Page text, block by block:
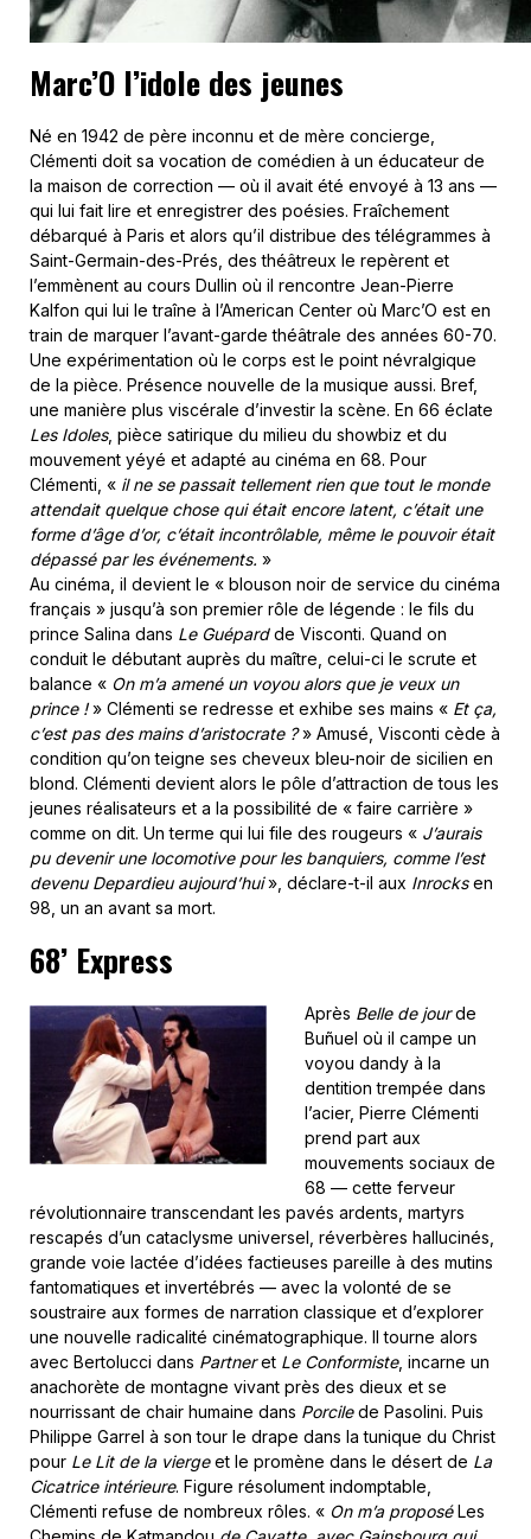
Marc’O l’idole des jeunes
Né en 1942 de père inconnu et de mère concierge,
Clémenti doit sa vocation de comédien à un éducateur de
la maison de correction — où il avait été envoyé à 13 ans —
qui lui fait lire et enregistrer des poésies. Fraîchement
débarqué à Paris et alors qu’il distribue des télégrammes à
Saint-Germain-des-Prés, des théâtreux le repèrent et
l’emmènent au cours Dullin où il rencontre Jean-Pierre
Kalfon qui lui le traîne à l’American Center où Marc’O est en
train de marquer l’avant-garde théâtrale des années 60-70.
Une expérimentation où le corps est le point névralgique
de la pièce. Présence nouvelle de la musique aussi. Bref,
une manière plus viscérale d’investir la scène. En 66 éclate
Les Idoles, pièce satirique du milieu du showbiz et du
mouvement yéyé et adapté au cinéma en 68. Pour
Clémenti, « il ne se passait tellement rien que tout le monde
attendait quelque chose qui était encore latent, c’était une
forme d’âge d’or, c’était incontrôlable, même le pouvoir était
dépassé par les événements. »
Au cinéma, il devient le « blouson noir de service du cinéma
français » jusqu’à son premier rôle de légende : le fils du
prince Salina dans Le Guépardde Visconti. Quand on
conduit le débutant auprès du maître, celui-ci le scrute et
balance « On m’a amené un voyou alors que je veux un
prince !» Clémenti se redresse et exhibe ses mains « Et ça,
c’est pas des mains d’aristocrate ?» Amusé, Visconti cède à
condition qu’on teigne ses cheveux bleu-noir de sicilien en
blond. Clémenti devient alors le pôle d’attraction de tous les
jeunes réalisateurs et a la possibilité de « faire carrière »
comme on dit. Un terme qui lui file des rougeurs « J’aurais
pu devenir une locomotive pour les banquiers, comme l’est
devenu Depardieu aujourd’hui», déclare-t-il aux Inrocksen
98, un an avant sa mort.
68’ Express
Après Belle de jourde
Buñuel où il campe un
voyou dandy à la
dentition trempée dans
l’acier, Pierre Clémenti
prend part aux
mouvements sociaux de
68 — cette ferveur
révolutionnaire transcendant les pavés ardents, martyrs
rescapés d’un cataclysme universel, réverbères hallucinés,
grande voie lactée d’idées factieuses pareille à des mutins
fantomatiques et invertébrés — avec la volonté de se
soustraire aux formes de narration classique et d’explorer
une nouvelle radicalité cinématographique. Il tourne alors
avec Bertolucci dans Partneret Le Conformiste, incarne un
anachorète de montagne vivant près des dieux et se
nourrissant de chair humaine dans Porcilede Pasolini. Puis
Philippe Garrel à son tour le drape dans la tunique du Christ
pour Le Lit de la viergeet le promène dans le désert de La
Cicatrice intérieure. Figure résolument indomptable,
Clémenti refuse de nombreux rôles. « On m’a proposéLes